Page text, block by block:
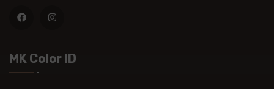
MK Color ID